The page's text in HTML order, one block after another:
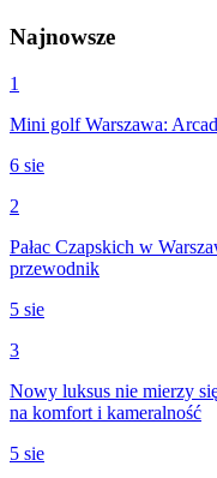
Najnowsze
1
Mini golf Warszawa:
6 sie
2
Pałac Czapskich w
przewodnik
5 sie
3
Nowy luksus nie mierzy
na komfort i kameralność
5 sie